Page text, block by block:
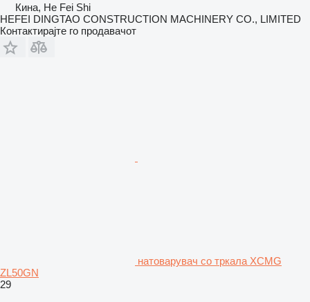
Кина, He Fei Shi
HEFEI DINGTAO CONSTRUCTION MACHINERY CO., LIMITED
Контактирајте го продавачот
натоварувач со тркала XCMG
ZL50GN
29